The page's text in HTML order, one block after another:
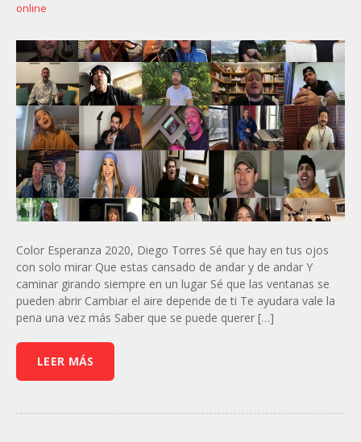
online
Color Esperanza 2020, Diego Torres Sé que hay en tus ojos
con solo mirar Que estas cansado de andar y de andar Y
caminar girando siempre en un lugar Sé que las ventanas se
pueden abrir Cambiar el aire depende de ti Te ayudara vale la
pena una vez más Saber que se puede querer […]
LEER MÁS